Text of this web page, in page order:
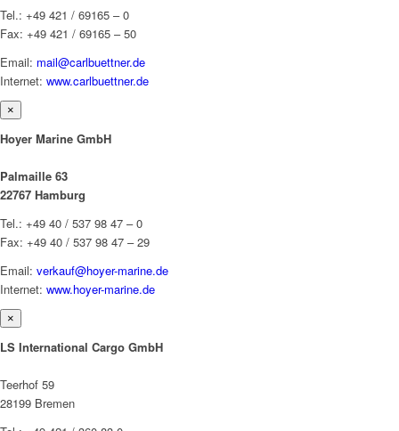
Tel.: +49 421 / 69165 – 0
Fax: +49 421 / 69165 – 50
Email: mail@carlbuettner.de
Internet: www.carlbuettner.de
×
Hoyer Marine GmbH
Palmaille 63
22767 Hamburg
Tel.: +49 40 / 537 98 47 – 0
Fax: +49 40 / 537 98 47 – 29
Email: verkauf@hoyer-marine.de
Internet: www.hoyer-marine.de
×
LS International Cargo GmbH
Teerhof 59
28199 Bremen